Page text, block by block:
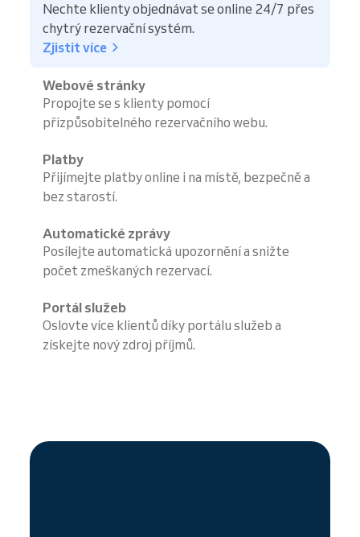
Nechte klienty objednávat se online 24/7 přes
chytrý rezervační systém.
Zjistit více
Webové stránky
Propojte se s klienty pomocí
přizpůsobitelného rezervačního webu.
Platby
Přijímejte platby online i na místě, bezpečně a
bez starostí.
Automatické zprávy
Posílejte automatická upozornění a snižte
počet zmeškaných rezervací.
Portál služeb
Oslovte více klientů díky portálu služeb a
získejte nový zdroj příjmů.